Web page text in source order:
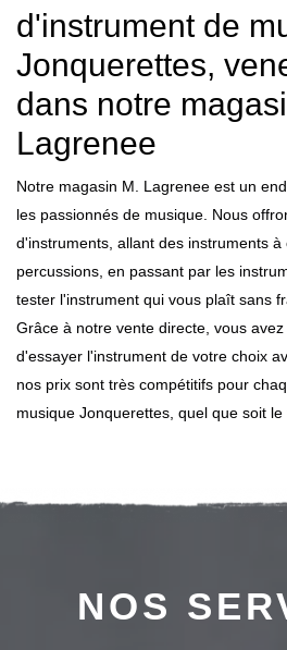
d'instrument de
Jonquerettes,
dans notre
Lagrenee
Notre magasin M. Lagrenee est un
les passionnés de musique. Nous
d'instruments, allant des instruments
percussions, en passant par les
tester l'instrument qui vous plaît sans
Grâce à notre vente directe, vous
d'essayer l'instrument de votre choix
nos prix sont très compétitifs pour
musique Jonquerettes, quel que soit le
NOS